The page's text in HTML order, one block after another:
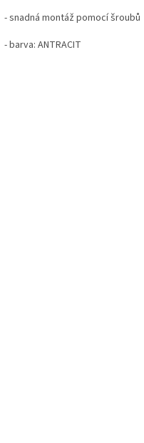
- snadná montáž pomocí šroubů
- barva: ANTRACIT